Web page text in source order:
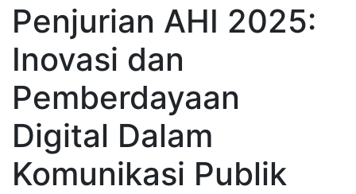
Penjurian AHI 2025:
Inovasi dan
Pemberdayaan
Digital Dalam
Komunikasi Publik